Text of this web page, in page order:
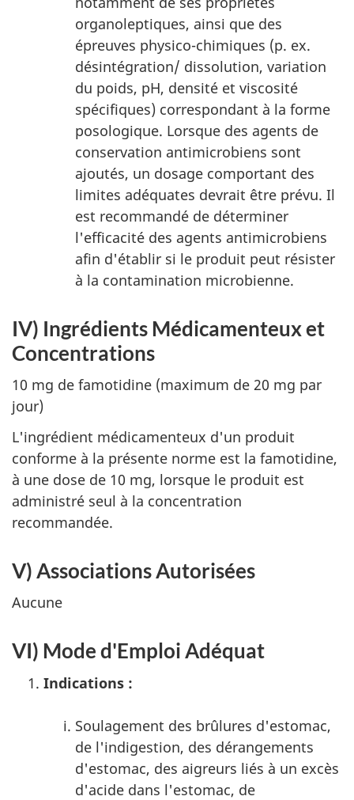
organoleptiques, ainsi que des
épreuves physico-chimiques (p. ex.
désintégration/ dissolution, variation
du poids, pH, densité et viscosité
spécifiques) correspondant à la forme
posologique. Lorsque des agents de
conservation antimicrobiens sont
ajoutés, un dosage comportant des
limites adéquates devrait être prévu. Il
est recommandé de déterminer
l'efficacité des agents antimicrobiens
afin d'établir si le produit peut résister
à la contamination microbienne.
IV) Ingrédients Médicamenteux et
Concentrations
10 mg de famotidine (maximum de 20 mg par
jour)
L'ingrédient médicamenteux d'un produit
conforme à la présente norme est la famotidine,
à une dose de 10 mg, lorsque le produit est
administré seul à la concentration
recommandée.
V) Associations Autorisées
Aucune
VI) Mode d'Emploi Adéquat
Indications :
Soulagement des brûlures d'estomac,
de l'indigestion, des dérangements
d'estomac, des aigreurs liés à un excès
d'acide dans l'estomac, de